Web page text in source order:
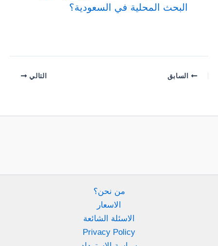
البحث المحلية في السعودية؟
السابق التالي
من نحن؟
الاسعار
الاسئلة الشائعة
Privacy Policy